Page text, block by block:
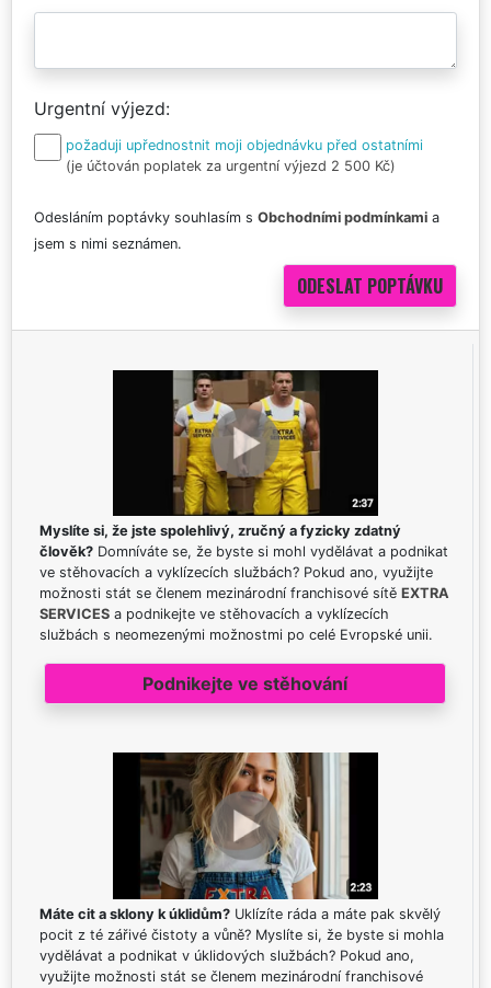
Urgentní výjezd
požaduji upřednostnit moji objednávku před ostatními
(je účtován poplatek za urgentní výjezd 2 500 Kč)
Odesláním poptávky souhlasím s Obchodními podmínkami a
jsem s nimi seznámen.
Myslíte si, že jste spolehlivý, zručný a fyzicky zdatný
člověk? Domníváte se, že byste si mohl vydělávat a podnikat
ve stěhovacích a vyklízecích službách? Pokud ano, využijte
možnosti stát se členem mezinárodní franchisové sítě EXTRA
SERVICES a podnikejte ve stěhovacích a vyklízecích
službách s neomezenými možnostmi po celé Evropské unii.
Podnikejte ve stěhování
Máte cit a sklony k úklidům? Uklízíte ráda a máte pak skvělý
pocit z té zářivé čistoty a vůně? Myslíte si, že byste si mohla
vydělávat a podnikat v úklidových službách? Pokud ano,
využijte možnosti stát se členem mezinárodní franchisové